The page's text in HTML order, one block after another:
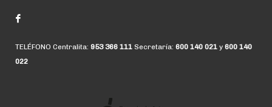
TELÉFONO Centralita: 953 366 111 Secretaría: 600 140 021 y 600 140
022